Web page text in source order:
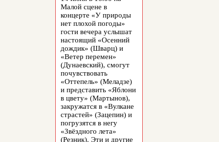
Малой сцене в
концерте «У природы
нет плохой погоды»
гости вечера услышат
настоящий «Осенний
дождик» (Шварц) и
«Ветер перемен»
(Дунаевский), смогут
почувствовать
«Оттепель» (Меладзе)
и представить «Яблони
в цвету» (Мартынов),
закружатся в «Вулкане
страстей» (Зацепин) и
погрузятся в негу
«Звёздного лета»
(Резник). Эти и другие